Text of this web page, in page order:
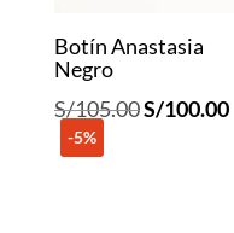
Botín Anastasia
Negro
S/105.00El
S/100.00El
-5%